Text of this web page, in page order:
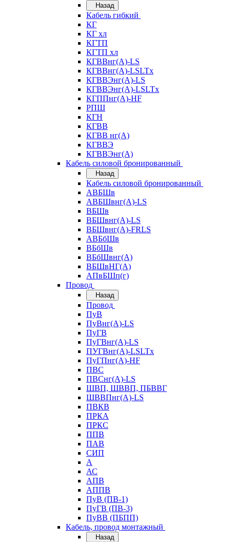
Назад
Кабель гибкий
КГ
КГ хл
КГТП
КГТП хл
КГВВнг(А)-LS
КГВВнг(А)-LSLTx
КГВВЭнг(А)-LS
КГВВЭнг(А)-LSLTx
КГППнг(А)-HF
РПШ
КГН
КГВВ
КГВВ нг(А)
КГВВЭ
КГВВЭнг(А)
Кабель силовой бронированный
Назад
Кабель силовой бронированный
АВБШв
АВБШвнг(А)-LS
ВБШв
ВБШвнг(А)-LS
ВБШвнг(А)-FRLS
АВБбШв
ВБбШв
ВБбШвнг(А)
ВБШвНГ(А)
АПвБШп(г)
Провод
Назад
Провод
ПуВ
ПуВнг(А)-LS
ПуГВ
ПуГВнг(А)-LS
ПУГВнг(А)-LSLTx
ПуГПнг(А)-HF
ПВС
ПВСнг(А)-LS
ШВП, ШВВП, ПБВВГ
ШВВПнг(А)-LS
ПВКВ
ПРКА
ПРКС
ППВ
ПАВ
СИП
А
АС
АПВ
АППВ
ПуВ (ПВ-1)
ПуГВ (ПВ-3)
ПуВВ (ПБПП)
Кабель, провод монтажный
Назад